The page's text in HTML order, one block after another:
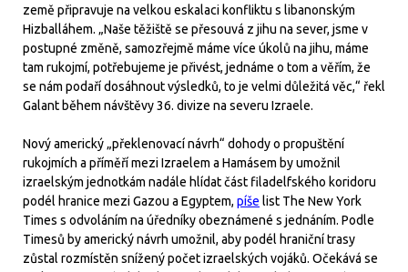
země připravuje na velkou eskalaci konfliktu s libanonským
Hizballáhem. „Naše těžiště se přesouvá z jihu na sever, jsme v
postupné změně, samozřejmě máme více úkolů na jihu, máme
tam rukojmí, potřebujeme je přivést, jednáme o tom a věřím, že
se nám podaří dosáhnout výsledků, to je velmi důležitá věc,“ řekl
Galant během návštěvy 36. divize na severu Izraele.
Nový americký „překlenovací návrh“ dohody o propuštění
rukojmích a příměří mezi Izraelem a Hamásem by umožnil
izraelským jednotkám nadále hlídat část filadelfského koridoru
podél hranice mezi Gazou a Egyptem, píše list The New York
Times s odvoláním na úředníky obeznámené s jednáním. Podle
Timesů by americký návrh umožnil, aby podél hraniční trasy
zůstal rozmístěn snížený počet izraelských vojáků. Očekává se